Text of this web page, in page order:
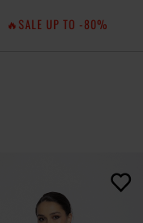
🔥SALE UP TO -80%